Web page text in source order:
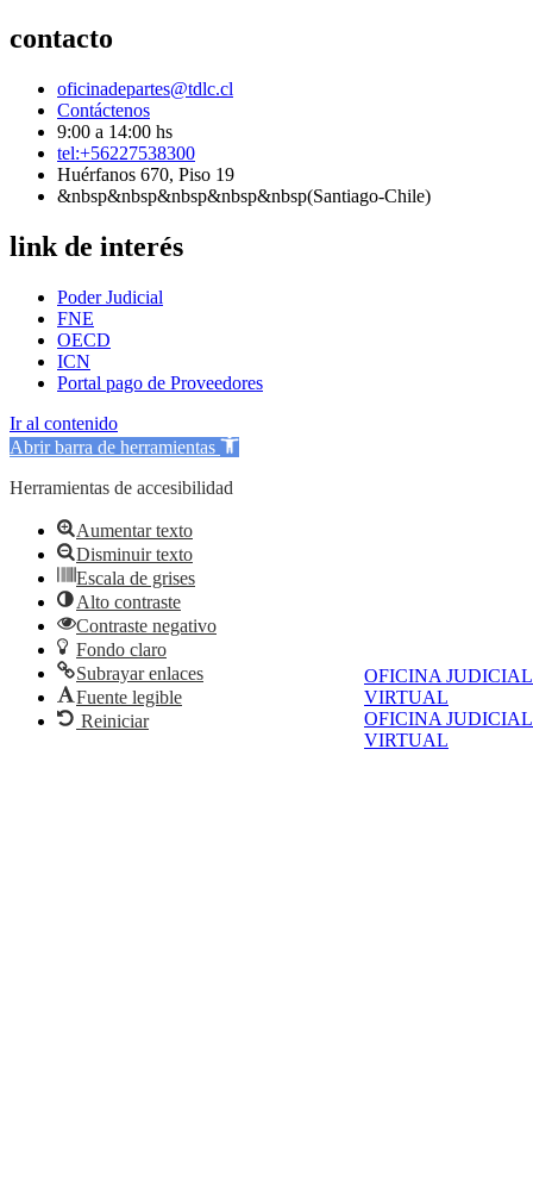
OFICINA JUDICIAL
VIRTUAL
OFICINA JUDICIAL
VIRTUAL
contacto
oficinadepartes@tdlc.cl
Contáctenos
9:00 a 14:00 hs
tel:+56227538300
Huérfanos 670, Piso 19
&nbsp&nbsp&nbsp&nbsp&nbsp(Santiago-Chile)
link de interés
Poder Judicial
FNE
OECD
ICN
Portal pago de Proveedores
Ir al contenido
Abrir barra de herramientas
Herramientas de accesibilidad
Aumentar texto
Disminuir texto
Escala de grises
Alto contraste
Contraste negativo
Fondo claro
Subrayar enlaces
Fuente legible
Reiniciar